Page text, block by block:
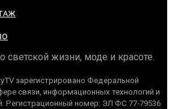
светской жизни, моде и красоте.
зарегистрировано Федеральной
связи, информационных технологий и
Регистрационный номер: ЭЛ ФС 77-79536